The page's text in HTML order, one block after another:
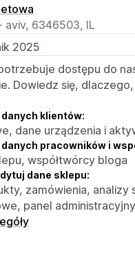
aviv, 6346503, IL
2025
dostępu do
Dowiedz się,
klientów:
dane urządzenia i
pracowników i
współtwórcy bloga
dane sklepu:
zamówienia, analizy
panel